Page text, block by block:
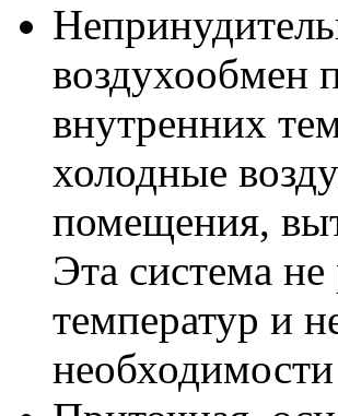
воздухообмен
внутренних
холодные
помещения,
Эта система
температур и